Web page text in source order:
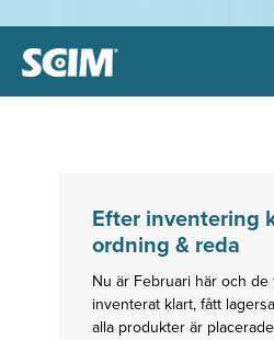
Jump to
Patented
Great
Dirt
Many
variants
Highly
Keep the
Efter inventering
ordning & reda
Nu är Februari här och de
inventerat klart, fått
alla produkter är